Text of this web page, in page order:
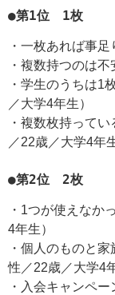
●第1位 1枚
・一枚あれば事
・複数持つのは
・学生のうちは1
／大学4年生）
・複数枚持って
／22歳／大学4年
●第2位 2枚
・1つが使えなか
4年生）
・個人のものと
性／22歳／大学4
・入会キャンペ